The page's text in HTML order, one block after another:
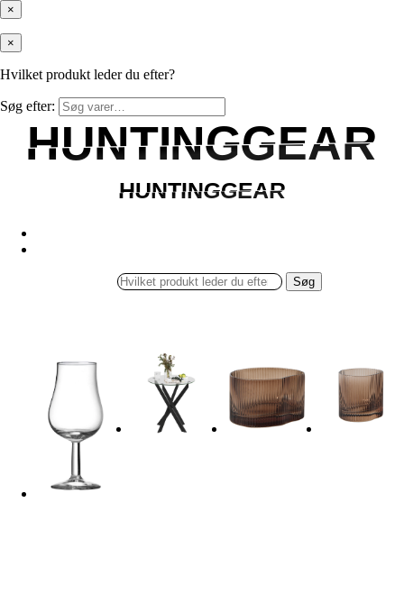
×
×
Hvilket produkt leder du efter?
Søg efter:
HUNTINGGEAR
HUNTINGGEAR
HUNTINGGEAR
HUNTINGGEAR
Søg